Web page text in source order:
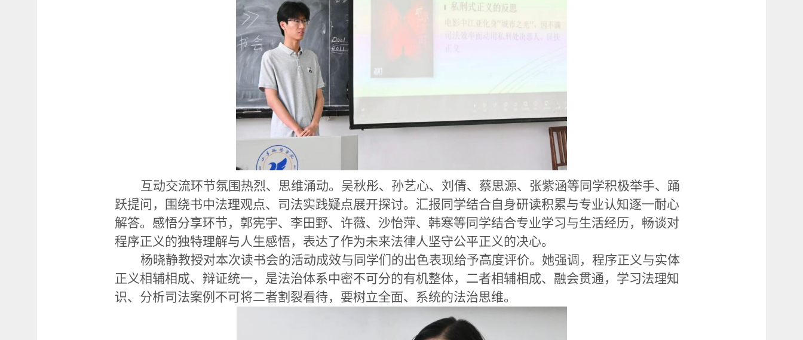
互动交流环节氛围热烈、思维涌动。吴秋彤、孙艺心、刘倩、蔡思源、张紫涵等同学积极举手、踊
跃提问，围绕书中法理观点、司法实践疑点展开探讨。汇报同学结合自身研读积累与专业认知逐一耐心
解答。感悟分享环节，郭宪宇、李田野、许薇、沙怡萍、韩寒等同学结合专业学习与生活经历，畅谈对
程序正义的独特理解与人生感悟，表达了作为未来法律人坚守公平正义的决心。
杨晓静教授对本次读书会的活动成效与同学们的出色表现给予高度评价。她强调，程序正义与实体
正义相辅相成、辩证统一，是法治体系中密不可分的有机整体，二者相辅相成、融会贯通，学习法理知
识、分析司法案例不可将二者割裂看待，要树立全面、系统的法治思维。